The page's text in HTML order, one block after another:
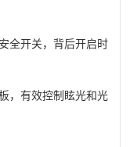
全开关，背后开启时
，有效控制眩光和光